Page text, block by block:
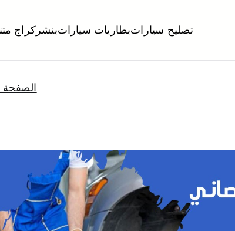
تبديل تواير تواير اطارات عجلات تصليح وصيانة
تصليح سياراتبطاريات سياراتبنشر كراج
الصفحة